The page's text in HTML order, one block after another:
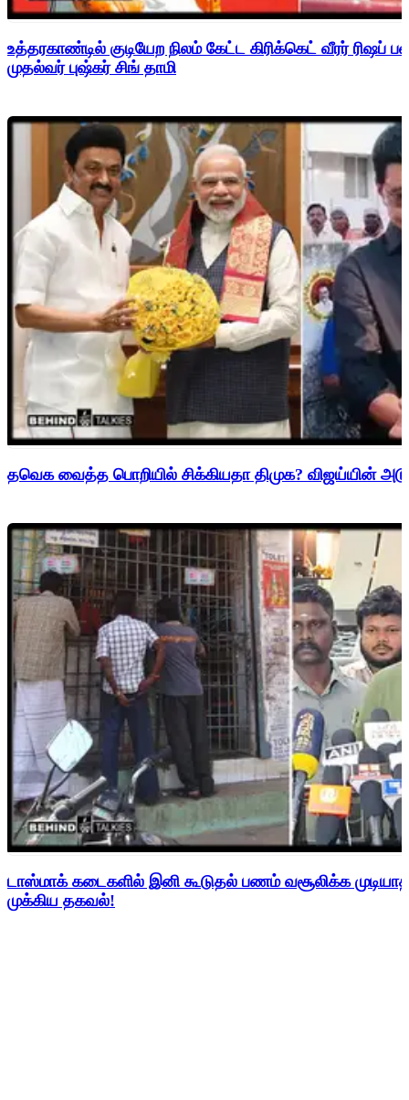
உத்தரகாண்டில் குடியேற நிலம் கேட்ட கிரிக்கெட் வீரர்
முதல்வர் புஷ்கர் சிங் தாமி
தவெக வைத்த பொறியில் சிக்கியதா திமுக? விஜய்யின்
டாஸ்மாக் கடைகளில் இனி கூடுதல் பணம் வசூலிக்க
முக்கிய தகவல்!